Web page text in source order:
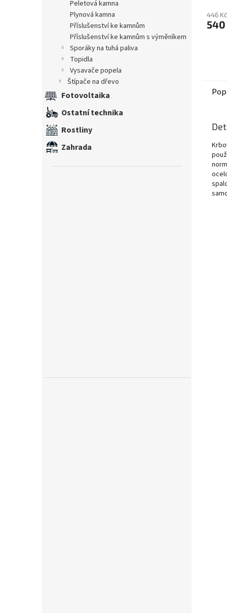
peletová kamna
plynová kamna
příslušenství ke kamnům
příslušenství ke kamnům s výměníkem
sporáky na tuhá paliva
topidla
vysavače popela
štípače na dřevo
Fotovoltaika
Ostatní technika
Rostliny
Zahrada
446
540